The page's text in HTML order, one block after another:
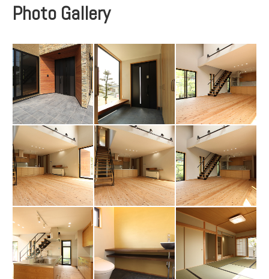
Photo Gallery